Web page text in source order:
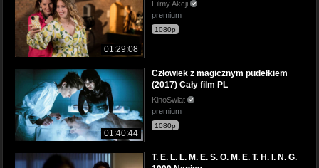
01:29:08
Filmy Akcji
premium
1080p
01:40:44
Człowiek z magicznym pudełkiem
(2017) Cały film PL
KinoSwiat
premium
1080p
T. E. L. L. M. E. S. O. M. E. T. H. I. N. G.